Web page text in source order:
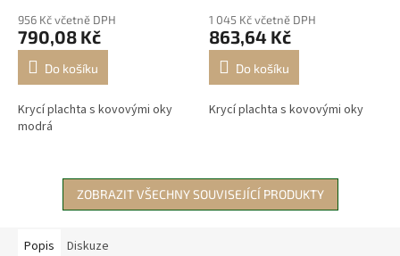
956 Kč včetně DPH
790,08 Kč
Do košíku
Krycí plachta s kovovými oky
modrá
1 045 Kč včetně DPH
863,64 Kč
Do košíku
Krycí plachta s kovovými oky
ZOBRAZIT VŠECHNY SOUVISEJÍCÍ PRODUKTY
Popis Diskuze